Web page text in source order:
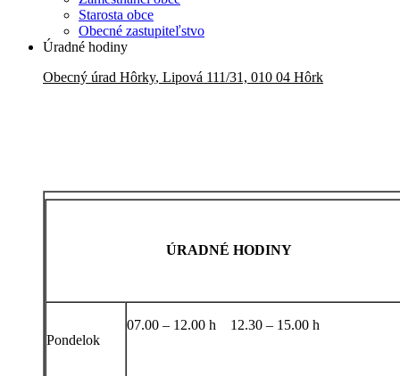
Starosta obce
Obecné zastupiteľstvo
Úradné hodiny
Obecný úrad Hôrky, Lipová 111/31, 010 04 Hôrk
ÚRADNÉ HODINY
Pondelok
07.00 – 12.00 h 12.30 – 15.00 h